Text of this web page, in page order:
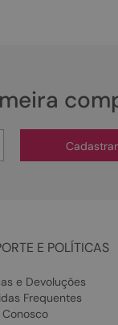
Cadastrar
E POLÍTICAS
e Devoluções
Frequentes
Conosco